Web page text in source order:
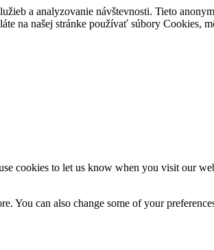
a analyzovanie návštevnosti. Tieto
na našej stránke používať súbory
cookies to let us know when you visit our
You can also change some of your